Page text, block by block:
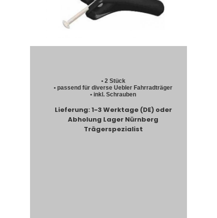
• 2 Stück
• passend für diverse Uebler Fahrradträger
• inkl. Schrauben
Lieferung: 1-3 Werktage (DE) oder
Abholung Lager Nürnberg
Trägerspezialist